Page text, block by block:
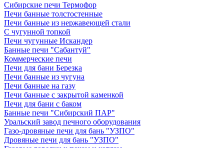
Сибирские печи Термофор
Печи банные толстостенные
Печи банные из нержавеющей стали
С чугунной топкой
Печи чугунные Искандер
Банные печи "Сабантуй"
Коммерческие печи
Печи для бани Березка
Печи банные из чугуна
Печи банные на газу
Печи банные с закрытой каменкой
Печи для бани с баком
Банные печи "Сибирский ПАР"
Уральский завод печного оборудования
Газо-дровяные печи для бань "УЗПО"
Дровяные печи для бань "УЗПО"